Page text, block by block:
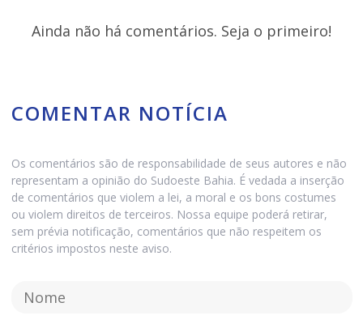
Ainda não há comentários. Seja o primeiro!
COMENTAR NOTÍCIA
Os comentários são de responsabilidade de seus autores e não
representam a opinião do Sudoeste Bahia. É vedada a inserção
de comentários que violem a lei, a moral e os bons costumes
ou violem direitos de terceiros. Nossa equipe poderá retirar,
sem prévia notificação, comentários que não respeitem os
critérios impostos neste aviso.